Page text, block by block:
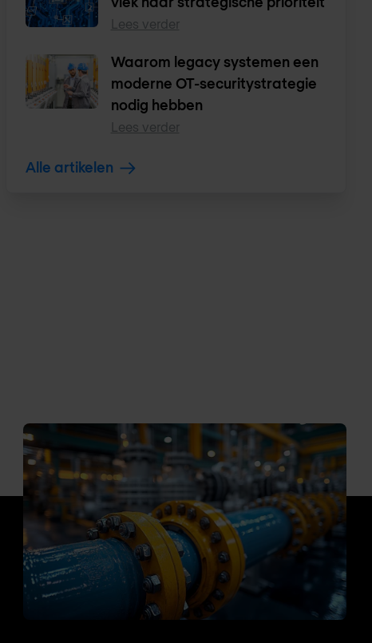
Lees verder
Waarom legacy systemen een
moderne OT-securitystrategie
nodig hebben
Lees verder
Alle artikelen